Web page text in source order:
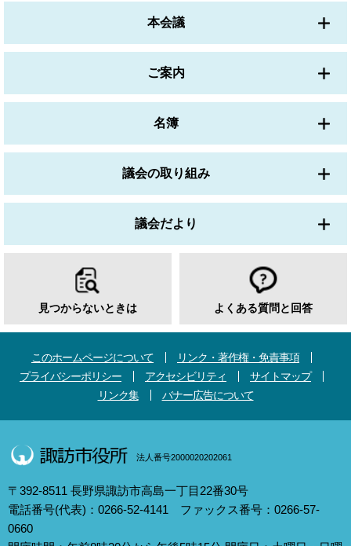
本会議
ご案内
名簿
議会の取り組み
議会だより
見つからないときは よくある質問と回答
このホームページについて
リンク・著作権・免責事項
プライバシーポリシー
アクセシビリティ
サイトマップ
リンク集
バナー広告について
法人番号2000020202061
〒392-8511 長野県諏訪市高島一丁目22番30号
電話番号(代表)：0266-52-4141 ファックス番号：0266-57-
0660